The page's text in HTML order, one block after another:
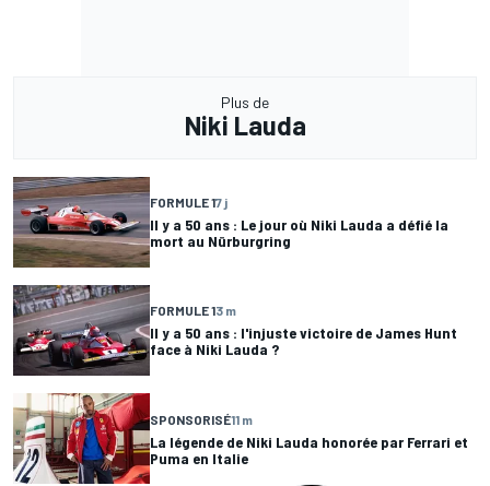
Plus de
Niki Lauda
FORMULE 17 j
Il y a 50 ans : Le jour où Niki Lauda a défié la
mort au Nürburgring
FORMULE 13 m
Il y a 50 ans : l'injuste victoire de James Hunt
face à Niki Lauda ?
SPONSORISÉ11 m
La légende de Niki Lauda honorée par Ferrari et
Puma en Italie